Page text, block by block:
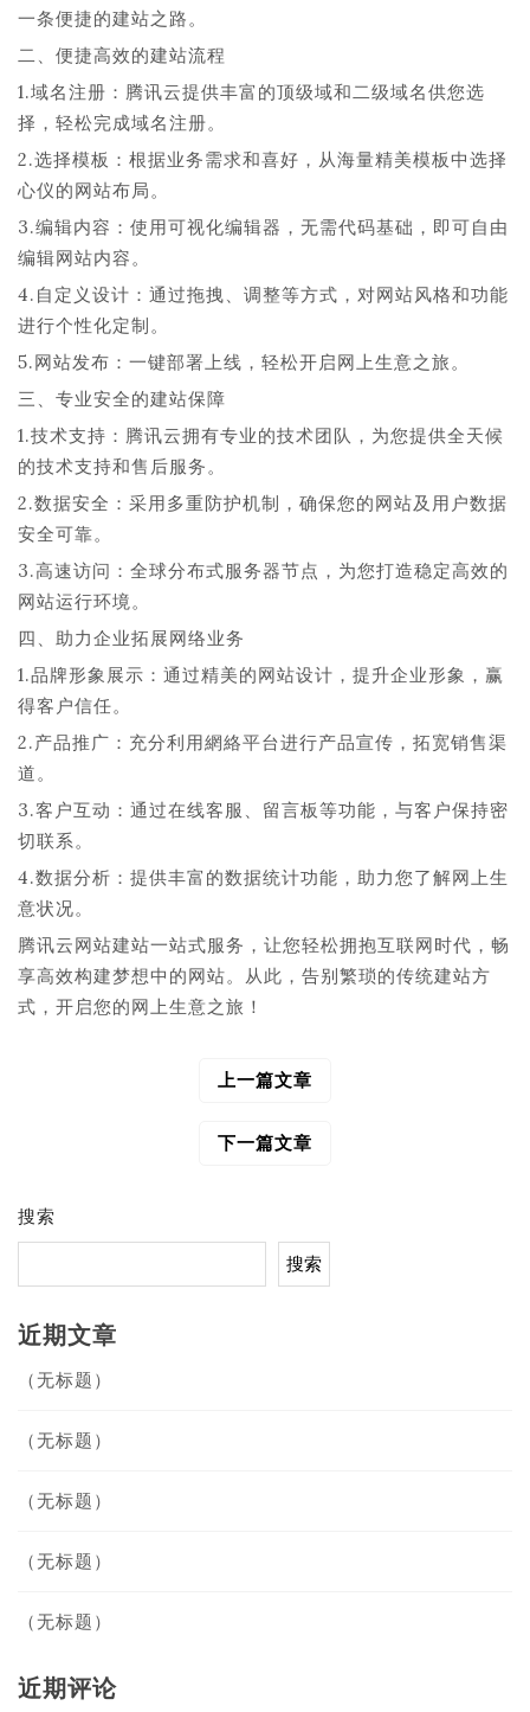
一条便捷的建站之路。
二、便捷高效的建站流程
1.域名注册：腾讯云提供丰富的顶级域和二级域名供您选
择，轻松完成域名注册。
2.选择模板：根据业务需求和喜好，从海量精美模板中选择
心仪的网站布局。
3.编辑内容：使用可视化编辑器，无需代码基础，即可自由
编辑网站内容。
4.自定义设计：通过拖拽、调整等方式，对网站风格和功能
进行个性化定制。
5.网站发布：一键部署上线，轻松开启网上生意之旅。
三、专业安全的建站保障
1.技术支持：腾讯云拥有专业的技术团队，为您提供全天候
的技术支持和售后服务。
2.数据安全：采用多重防护机制，确保您的网站及用户数据
安全可靠。
3.高速访问：全球分布式服务器节点，为您打造稳定高效的
网站运行环境。
四、助力企业拓展网络业务
1.品牌形象展示：通过精美的网站设计，提升企业形象，赢
得客户信任。
2.产品推广：充分利用網絡平台进行产品宣传，拓宽销售渠
道。
3.客户互动：通过在线客服、留言板等功能，与客户保持密
切联系。
4.数据分析：提供丰富的数据统计功能，助力您了解网上生
意状况。
腾讯云网站建站一站式服务，让您轻松拥抱互联网时代，畅
享高效构建梦想中的网站。从此，告别繁琐的传统建站方
式，开启您的网上生意之旅！
上一篇文章
下一篇文章
搜索
搜索
近期文章
（无标题）
（无标题）
（无标题）
（无标题）
（无标题）
近期评论